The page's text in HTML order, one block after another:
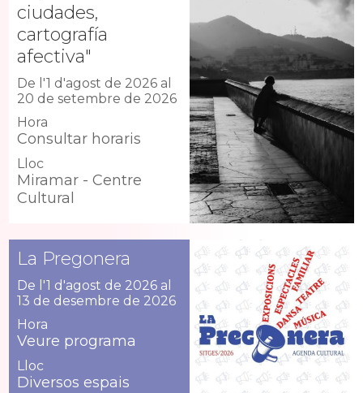
ciudades,
cartografía
afectiva"
De l'1 d'agost de 2026 al
20 de setembre de 2026
Hora
Consultar horaris
Lloc
Miramar - Centre
Cultural
La Pregonera
De l'1 d'agost de 2026 al
13 de desembre de 2026
Hora
Veure programa
Lloc
Diversos espais